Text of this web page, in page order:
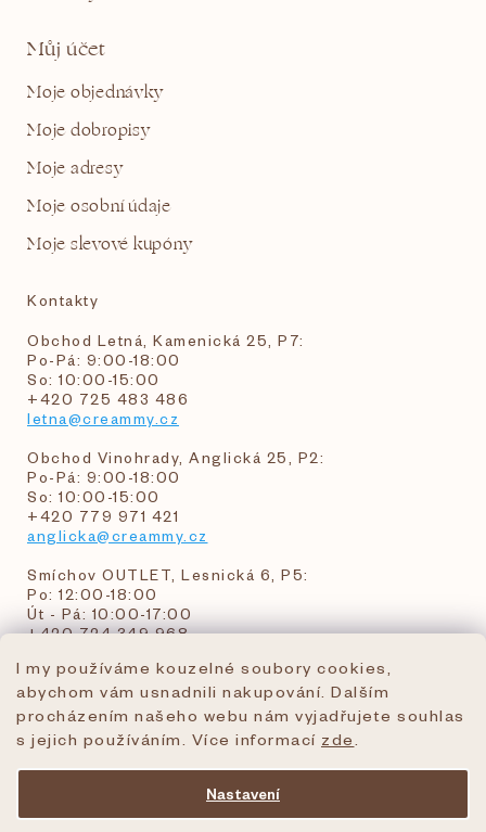
I my používáme kouzelné soubory cookies,
abychom vám usnadnili nakupování. Dalším
procházením našeho webu nám vyjadřujete souhlas
s jejich používáním. Více informací zde
Nastavení
Můj účet
Moje objednávky
Moje dobropisy
Moje adresy
Moje osobní údaje
Moje slevové kupóny
Kontakty
Obchod Letná, Kamenická 25, P7:
Po-Pá: 9:00-18:00
So: 10:00-15:00
+420 725 483 486
letna@creammy.cz
Obchod Vinohrady, Anglická 25, P2:
Po-Pá: 9:00-18:00
So: 10:00-15:00
+420 779 971 421
anglicka@creammy.cz
Smíchov OUTLET, Lesnická 6, P5:
Po: 12:00-18:00
Út - Pá: 10:00-17:00
+420 724 349 968
objednavky@creammy.cz
tel:+420 724 349 968